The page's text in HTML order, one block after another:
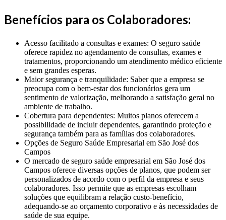
Benefícios para os Colaboradores:
Acesso facilitado a consultas e exames: O seguro saúde
oferece rapidez no agendamento de consultas, exames e
tratamentos, proporcionando um atendimento médico eficiente
e sem grandes esperas.
Maior segurança e tranquilidade: Saber que a empresa se
preocupa com o bem-estar dos funcionários gera um
sentimento de valorização, melhorando a satisfação geral no
ambiente de trabalho.
Cobertura para dependentes: Muitos planos oferecem a
possibilidade de incluir dependentes, garantindo proteção e
segurança também para as famílias dos colaboradores.
Opções de Seguro Saúde Empresarial em São José dos
Campos
O mercado de seguro saúde empresarial em São José dos
Campos oferece diversas opções de planos, que podem ser
personalizados de acordo com o perfil da empresa e seus
colaboradores. Isso permite que as empresas escolham
soluções que equilibram a relação custo-benefício,
adequando-se ao orçamento corporativo e às necessidades de
saúde de sua equipe.